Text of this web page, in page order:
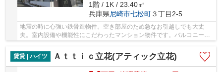
1階 / 1K / 23.40㎡
兵庫県尼崎市七松町３丁目2-5
地震の時に心強い鉄骨造物件。空き部屋のため急なお引越しでも大丈
夫。室内設備や機能性にこだわったマンション物件です。バルコニーか
ら外を眺めることの出来る、ステキな物件です。C...
賃貸 | ハイツ
Ａｔｔｉｃ立花(アティック立花)